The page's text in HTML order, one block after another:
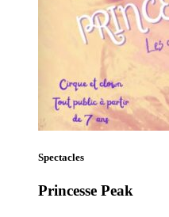
Spectacles
Princesse Peak